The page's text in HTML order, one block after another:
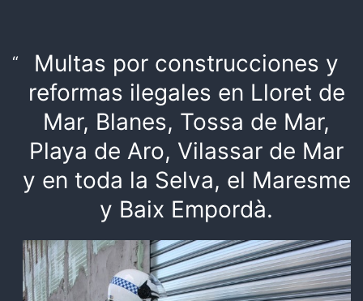
Multas por construcciones y
reformas ilegales en Lloret de
Mar, Blanes, Tossa de Mar,
Playa de Aro, Vilassar de Mar
y en toda la Selva, el Maresme
y Baix Empordà.